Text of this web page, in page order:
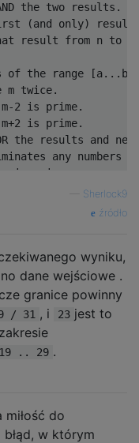
the two results.
(and only)
result from n to
of the range [a...b]
m twice.
2 is prime.
is prime.
the results and
any numbers
is prime.
Sherlock9
źródło
wyniku,
dane wejściowe .
granice powinny
/ 31 , i 23 jest to
19 .. 29 .
miłość do
w którym